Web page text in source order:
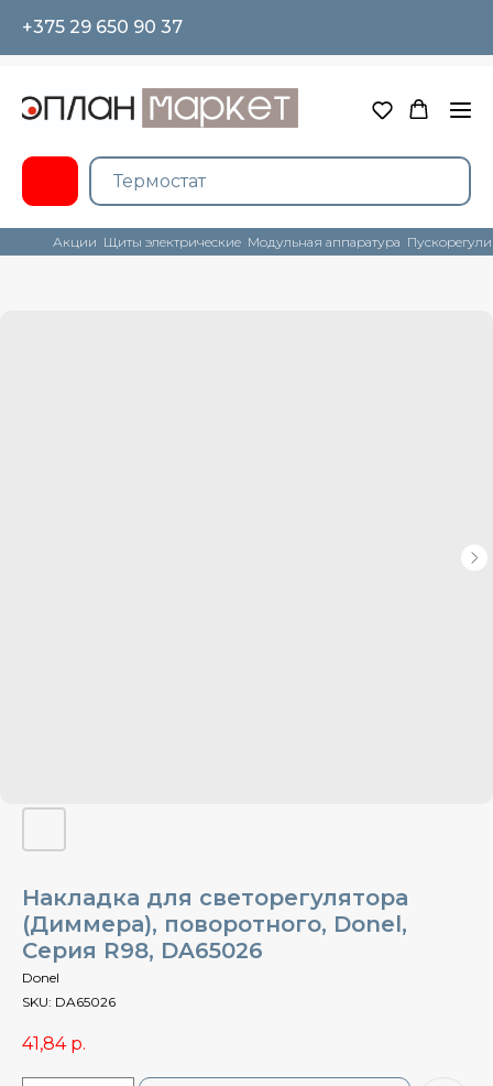
+375 29 650 90 37
Акции Щиты электрические Модульная аппаратура
Накладка для светорегулятора
(Диммера), поворотного, Donel,
Cерия R98, DA65026
Donel
SKU: DA65026
41,84 р.